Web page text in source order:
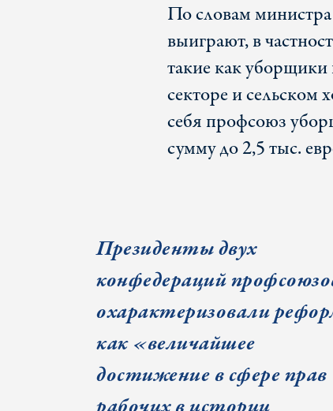
По словам
выиграют, в
такие как уборщики
секторе и сельском
себя профсоюз
сумму до 2,5 тыс.
Президенты двух
конфедераций
охарактеризовали
как «величайшее
достижение в сфере прав